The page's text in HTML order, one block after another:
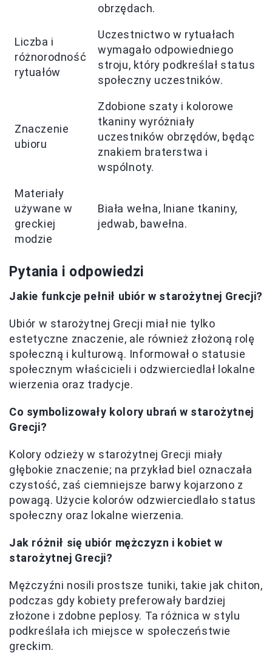
obrzędach.
Liczba i
różnorodność
rytuałów
Uczestnictwo w rytuałach
wymagało odpowiedniego
stroju, który podkreślał status
społeczny uczestników.
Znaczenie
ubioru
Zdobione szaty i kolorowe
tkaniny wyróżniały
uczestników obrzędów, będąc
znakiem braterstwa i
wspólnoty.
Materiały
używane w
greckiej
modzie
Biała wełna, lniane tkaniny,
jedwab, bawełna.
Pytania i odpowiedzi
Jakie funkcje pełnił ubiór w starożytnej Grecji?
Ubiór w starożytnej Grecji miał nie tylko
estetyczne znaczenie, ale również złożoną rolę
społeczną i kulturową. Informował o statusie
społecznym właścicieli i odzwierciedlał lokalne
wierzenia oraz tradycje.
Co symbolizowały kolory ubrań w starożytnej
Grecji?
Kolory odzieży w starożytnej Grecji miały
głębokie znaczenie; na przykład biel oznaczała
czystość, zaś ciemniejsze barwy kojarzono z
powagą. Użycie kolorów odzwierciedlało status
społeczny oraz lokalne wierzenia.
Jak różnił się ubiór mężczyzn i kobiet w
starożytnej Grecji?
Mężczyźni nosili prostsze tuniki, takie jak chiton,
podczas gdy kobiety preferowały bardziej
złożone i zdobne peplosy. Ta różnica w stylu
podkreślała ich miejsce w społeczeństwie
greckim.